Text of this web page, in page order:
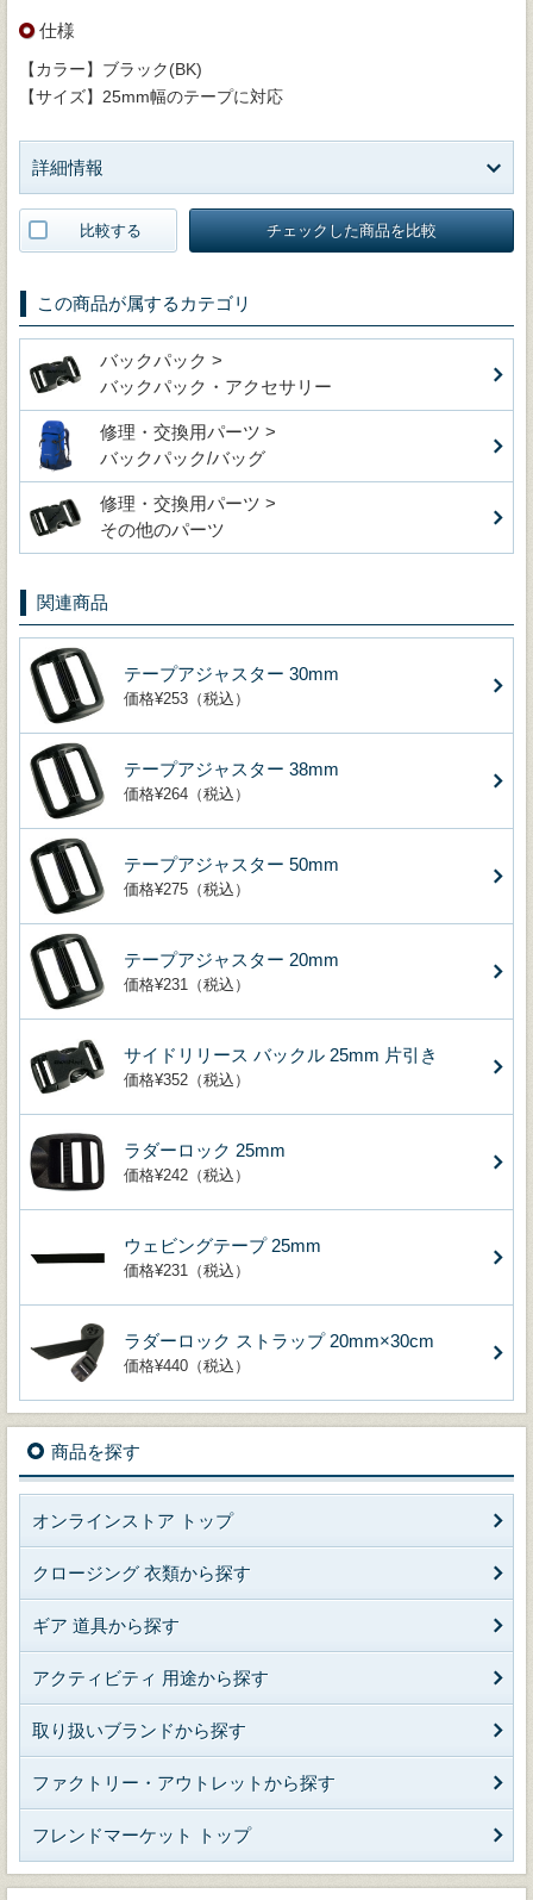
仕様
【カラー】ブラック(BK)
【サイズ】25mm幅のテープに対応
詳細情報
比較する チェックした商品を比較
この商品が属するカテゴリ
バックパック >
バックパック・アクセサリー
修理・交換用パーツ >
バックパック/バッグ
修理・交換用パーツ >
その他のパーツ
関連商品
テープアジャスター 30mm
価格¥253（税込）
テープアジャスター 38mm
価格¥264（税込）
テープアジャスター 50mm
価格¥275（税込）
テープアジャスター 20mm
価格¥231（税込）
サイドリリース バックル 25mm 片引き
価格¥352（税込）
ラダーロック 25mm
価格¥242（税込）
ウェビングテープ 25mm
価格¥231（税込）
ラダーロック ストラップ 20mm×30cm
価格¥440（税込）
商品を探す
オンラインストア トップ
クロージング 衣類から探す
ギア 道具から探す
アクティビティ 用途から探す
取り扱いブランドから探す
ファクトリー・アウトレットから探す
フレンドマーケット トップ